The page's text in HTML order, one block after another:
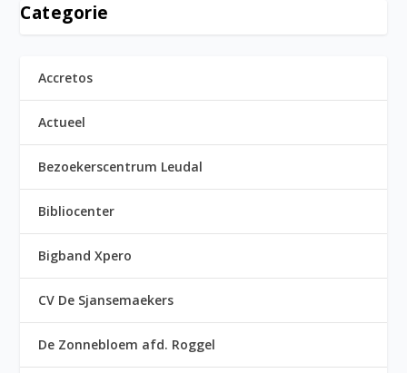
Categorie
Accretos
Actueel
Bezoekerscentrum Leudal
Bibliocenter
Bigband Xpero
CV De Sjansemaekers
De Zonnebloem afd. Roggel